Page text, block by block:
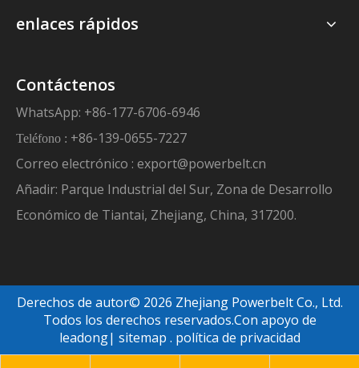
enlaces rápidos
Contáctenos
WhatsApp: +86-177-6706-6946
Teléfono : +86-139-0655-7227
Correo electrónico : export@powerbelt.cn
Añadir: Parque Industrial del Sur, Zona de Desarrollo
Económico de Tiantai, Zhejiang, China, 317200.
Derechos de autor© 2026 Zhejiang Powerbelt Co., Ltd.
Todos los derechos reservados.Con apoyo de
leadong| sitemap . política de privacidad